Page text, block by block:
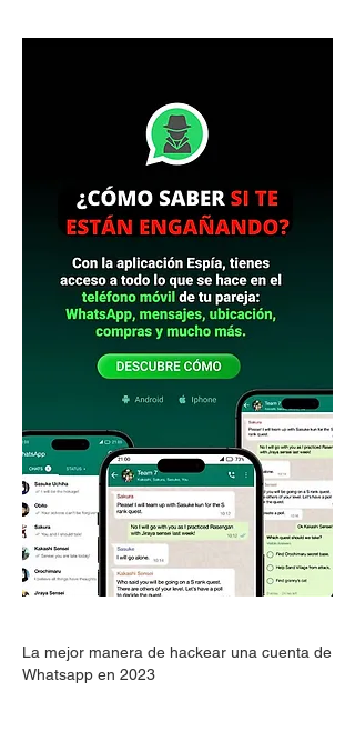
La mejor manera de hackear una cuenta de
Whatsapp en 2023